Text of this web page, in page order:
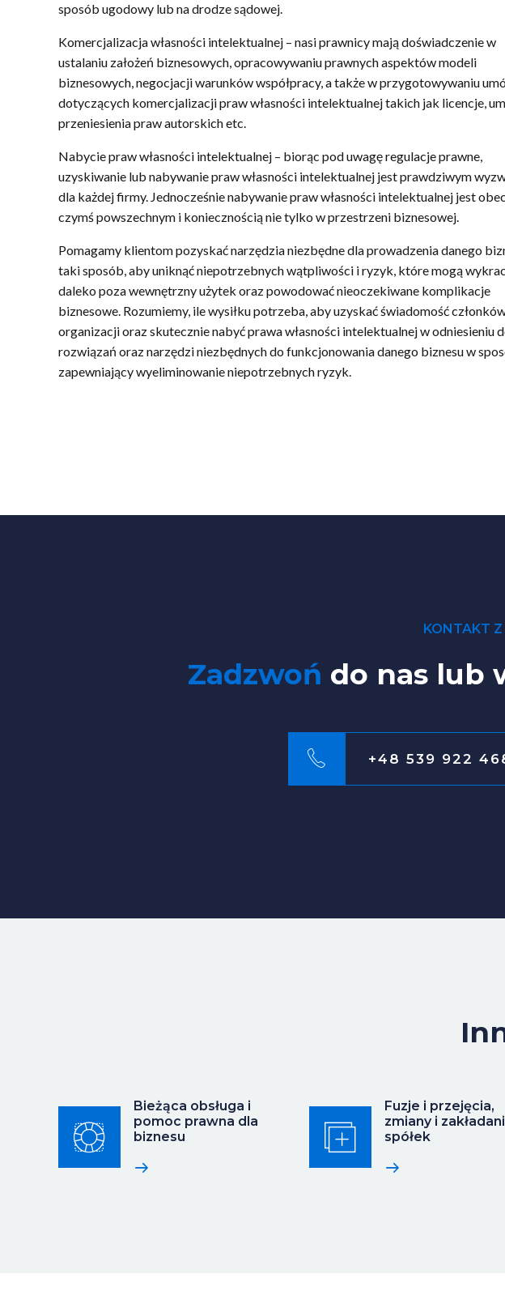
sposób ugodowy lub na drodze sądowej.
Komercjalizacja własności intelektualnej – nasi prawnicy mają doświadczenie w
ustalaniu założeń biznesowych, opracowywaniu prawnych aspektów modeli
biznesowych, negocjacji warunków współpracy, a także w przygotowywaniu
dotyczących komercjalizacji praw własności intelektualnej takich jak licencje,
przeniesienia praw autorskich etc.
Nabycie praw własności intelektualnej – biorąc pod uwagę regulacje prawne,
uzyskiwanie lub nabywanie praw własności intelektualnej jest prawdziwym
dla każdej firmy. Jednocześnie nabywanie praw własności intelektualnej jest
czymś powszechnym i koniecznością nie tylko w przestrzeni biznesowej.
Pomagamy klientom pozyskać narzędzia niezbędne dla prowadzenia danego
taki sposób, aby uniknąć niepotrzebnych wątpliwości i ryzyk, które mogą
daleko poza wewnętrzny użytek oraz powodować nieoczekiwane komplikacje
biznesowe. Rozumiemy, ile wysiłku potrzeba, aby uzyskać świadomość
organizacji oraz skutecznie nabyć prawa własności intelektualnej w odniesieniu
rozwiązań oraz narzędzi niezbędnych do funkcjonowania danego biznesu w
zapewniający wyeliminowanie niepotrzebnych ryzyk.
KONTAKT Z
Zadzwoń do nas lub
+48 539 922
Bieżąca obsługa i
pomoc prawna dla
biznesu
Fuzje i przejęcia,
zmiany i
spółek